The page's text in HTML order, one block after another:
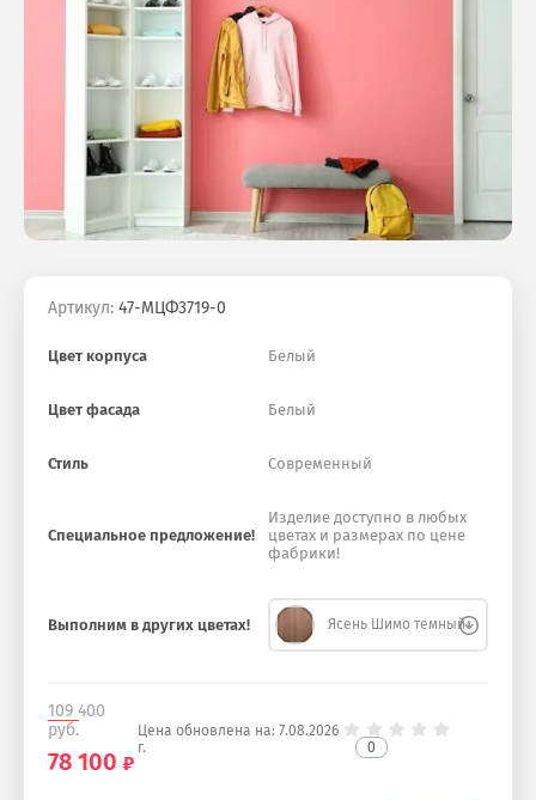
Артикул: 47-МЦФ3719-0
Цвет корпуса Белый
Цвет фасада Белый
Стиль Современный
Специальное предложение!
Изделие доступно в любых
цветах и размерах по цене
фабрики!
Выполним в других цветах! Ясень Шимо темный
109 400
руб.
78 100
Цена обновлена на:7.08.2026
г.
0